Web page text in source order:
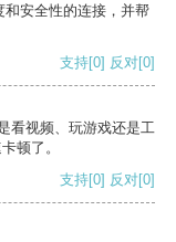
安全性的连接，并帮
支持[0] 反对[0]
看视频、玩游戏还是工
顿了。
支持[0] 反对[0]